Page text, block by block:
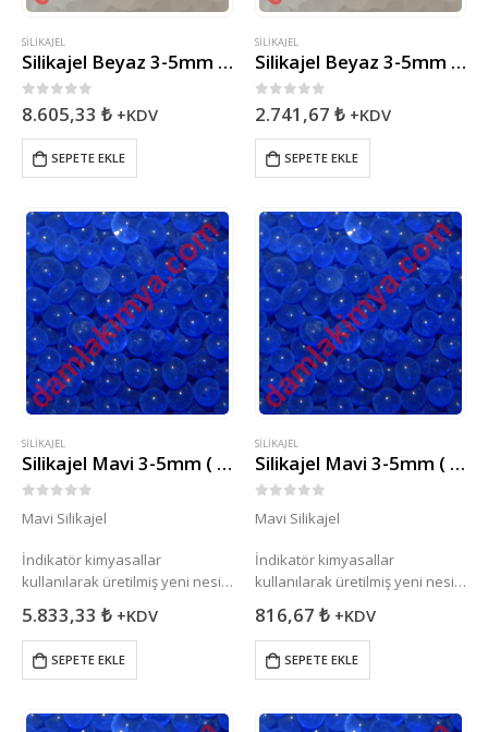
SILIKAJEL
Silikajel Beyaz 3-5mm ( 25Kg )
0 5 üzerinden
8.605,33 ₺ +KDV
SEPETE EKLE
SILIKAJEL
Silikajel Beyaz 3-5mm ( 5Kg )
0 5 üzerinden
2.741,67 ₺ +KDV
SEPETE EKLE
SILIKAJEL
Silikajel Mavi 3-5mm ( 10Kg )
Mavi Silikajel
İndikatör kimyasallar
kullanılarak üretilmiş yeni nesil
Silikajel ürünüdür. Yapısında
bulunan indikatör ( Gösterde )
sayesinde havadan nem
aldıkça başlangıç rengi olan
5.833,33 ₺ +KDV
SEPETE EKLE
SILIKAJEL
Silikajel Mavi 3-5mm ( 1kg )
Mavi Silikajel
İndikatör kimyasallar
kullanılarak üretilmiş yeni nesil
Silikajel ürünüdür. Yapısında
bulunan indikatör ( Gösterde )
sayesinde havadan nem
aldıkça başlangıç rengi olan
816,67 ₺ +KDV
SEPETE EKLE